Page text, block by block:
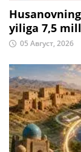
yiliga 7,5
05 Август, 2026